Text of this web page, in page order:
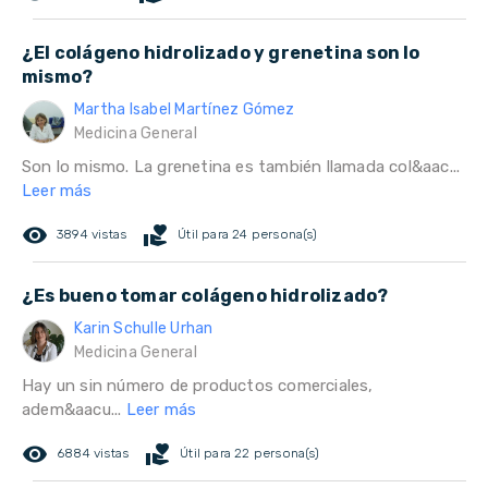
¿El colágeno hidrolizado y grenetina son lo
mismo?
Martha Isabel Martínez Gómez
Medicina General
Son lo mismo. La grenetina es también llamada col&aac...
Leer más
remove_red_eye 3894 vistas volunteer_activism Útil para 24 persona(s)
¿Es bueno tomar colágeno hidrolizado?
Karin Schulle Urhan
Medicina General
Hay un sin número de productos comerciales,
adem&aacu... Leer más
remove_red_eye 6884 vistas volunteer_activism Útil para 22 persona(s)